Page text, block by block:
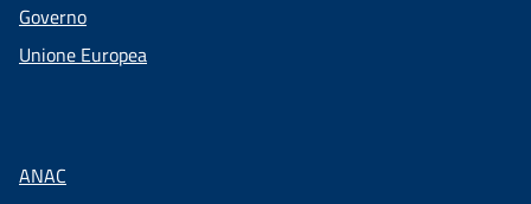
Governo
Unione Europea
ANAC